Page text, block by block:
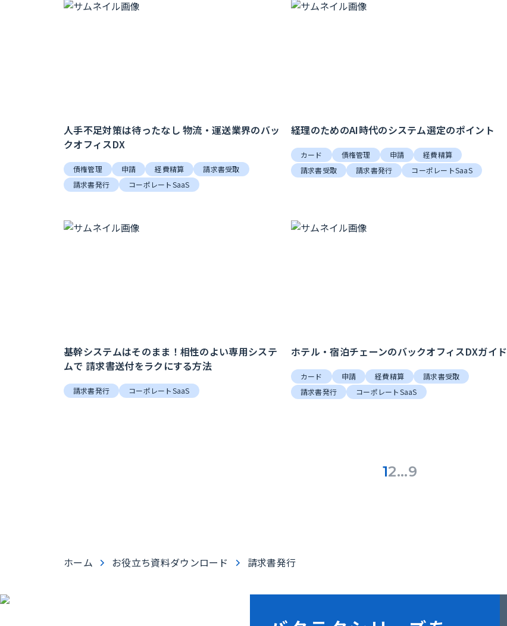
人手不足対策は待ったなし 物流・運送業界のバッ
クオフィスDX
債権管理 申請 経費精算
請求書受取
請求書発行
コーポレートSaaS
経理のためのAI時代のシステム選定のポイント
カード 債権管理 申請
経費精算
請求書受取
請求書発行 コーポレートSaaS
基幹システムはそのまま！相性のよい専用システ
ムで 請求書送付をラクにする方法
請求書発行 コーポレートSaaS
ホテル・宿泊チェーンのバックオフィスDXガイド
カード 申請 経費精算
請求書受取
請求書発行
コーポレートSaaS
12…9
ホーム お役立ち資料ダウンロード 請求書発行